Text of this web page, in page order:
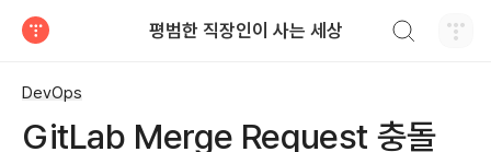
평범한 직장인이 사는 세상
DevOps
GitLab Merge Request 충돌